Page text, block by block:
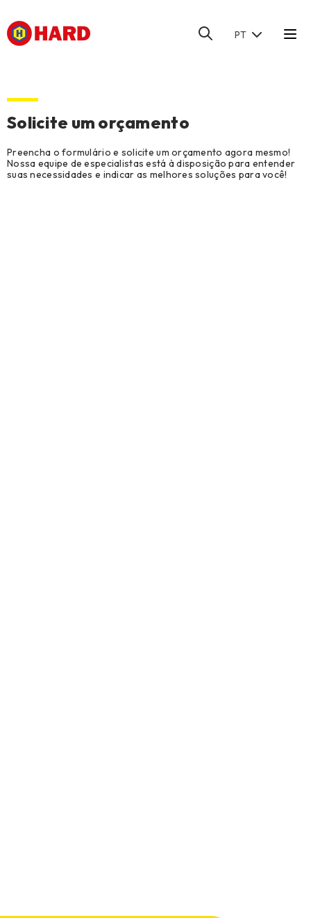
PT
Solicite um orçamento
Preencha o formulário e solicite um orçamento agora mesmo!
Nossa equipe de especialistas está à disposição para entender
suas necessidades e indicar as melhores soluções para você!